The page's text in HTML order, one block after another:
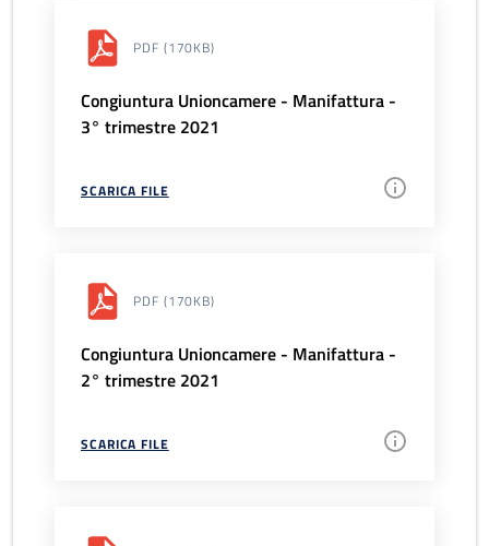
PDF (170KB)
Congiuntura Unioncamere - Manifattura -
3° trimestre 2021
SCARICA FILE
PDF (170KB)
Congiuntura Unioncamere - Manifattura -
2° trimestre 2021
SCARICA FILE